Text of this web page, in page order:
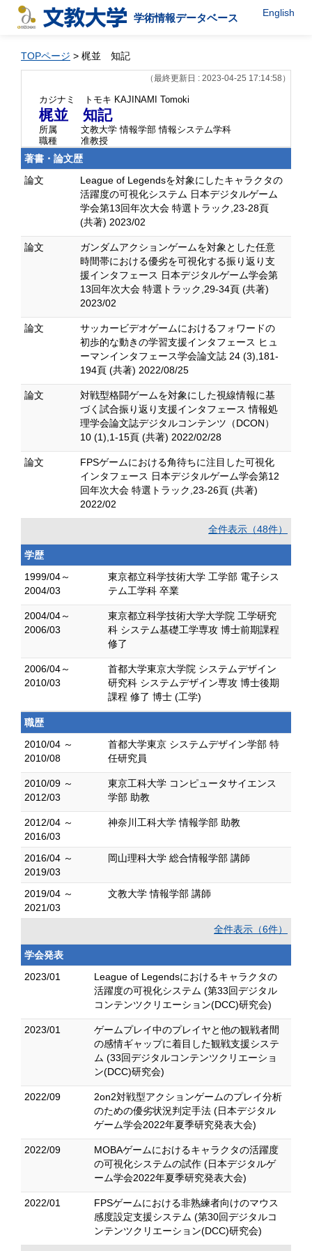
学術情報データベース English
TOPページ > 梶並 知記
（最終更新日 : 2023-04-25 17:14:58）
カジナミ トモキ KAJINAMI Tomoki
梶並 知記
所属
文教大学 情報学部 情報システム学科
職種
准教授
著書・論文歴
論文
League of Legendsを対象にしたキャラクタの
活躍度の可視化システム 日本デジタルゲーム
学会第13回年次大会 特選トラック,23-28頁
(共著) 2023/02
論文
ガンダムアクションゲームを対象とした任意
時間帯における優劣を可視化する振り返り支
援インタフェース 日本デジタルゲーム学会第
13回年次大会 特選トラック,29-34頁 (共著)
2023/02
論文
サッカービデオゲームにおけるフォワードの
初歩的な動きの学習支援インタフェース ヒュ
ーマンインタフェース学会論文誌 24 (3),181-
194頁 (共著) 2022/08/25
論文
対戦型格闘ゲームを対象にした視線情報に基
づく試合振り返り支援インタフェース 情報処
理学会論文誌デジタルコンテンツ（DCON）
10 (1),1-15頁 (共著) 2022/02/28
論文
FPSゲームにおける角待ちに注目した可視化
インタフェース 日本デジタルゲーム学会第12
回年次大会 特選トラック,23-26頁 (共著)
2022/02
全件表示（48件）
学歴
1999/04～
2004/03
東京都立科学技術大学 工学部 電子シス
テム工学科 卒業
2004/04～
2006/03
東京都立科学技術大学大学院 工学研究
科 システム基礎工学専攻 博士前期課程
修了
2006/04～
2010/03
首都大学東京大学院 システムデザイン
研究科 システムデザイン専攻 博士後期
課程 修了 博士 (工学)
職歴
2010/04 ～
2010/08
首都大学東京 システムデザイン学部 特
任研究員
2010/09 ～
2012/03
東京工科大学 コンピュータサイエンス
学部 助教
2012/04 ～
2016/03
神奈川工科大学 情報学部 助教
2016/04 ～
2019/03
岡山理科大学 総合情報学部 講師
2019/04 ～
2021/03
文教大学 情報学部 講師
全件表示（6件）
学会発表
2023/01
League of Legendsにおけるキャラクタの
活躍度の可視化システム (第33回デジタル
コンテンツクリエーション(DCC)研究会)
2023/01
ゲームプレイ中のプレイヤと他の観戦者間
の感情ギャップに着目した観戦支援システ
ム (33回デジタルコンテンツクリエーショ
ン(DCC)研究会)
2022/09
2on2対戦型アクションゲームのプレイ分析
のための優劣状況判定手法 (日本デジタル
ゲーム学会2022年夏季研究発表大会)
2022/09
MOBAゲームにおけるキャラクタの活躍度
の可視化システムの試作 (日本デジタルゲ
ーム学会2022年夏季研究発表大会)
2022/01
FPSゲームにおける非熟練者向けのマウス
感度設定支援システム (第30回デジタルコ
ンテンツクリエーション(DCC)研究会)